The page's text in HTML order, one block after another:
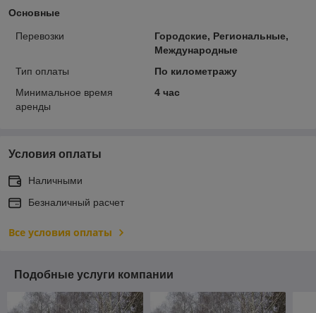
Основные
Перевозки
Городские, Региональные,
Международные
Тип оплаты
По километражу
Минимальное время
аренды
4 час
Условия оплаты
Наличными
Безналичный расчет
Все условия оплаты
Подобные услуги компании